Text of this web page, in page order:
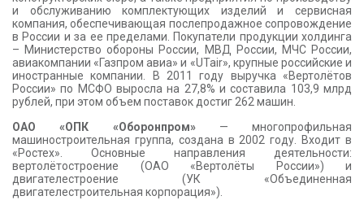
и обслуживанию комплектующих изделий и сервисная
компания, обеспечивающая послепродажное сопровождение
в России и за ее пределами. Покупатели продукции холдинга
– Министерство обороны России, МВД России, МЧС России,
авиакомпании «Газпром авиа» и «UTair», крупные российские и
иностранные компании. В 2011 году выручка «Вертолётов
России» по МСФО выросла на 27,8% и составила 103,9 млрд
рублей, при этом объем поставок достиг 262 машин.
ОАО «ОПК «Оборонпром»— многопрофильная
машиностроительная группа, создана в 2002 году. Входит в
«Ростех». Основные направления деятельности:
вертолётостроение (ОАО «Вертолёты России») и
двигателестроение (УК «Объединенная
двигателестроительная корпорация»).